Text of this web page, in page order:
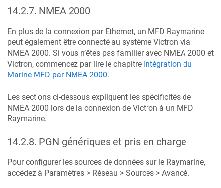
14.2.7. NMEA 2000
En plus de la connexion par Ethernet, un MFD Raymarine
peut également être connecté au système Victron via
NMEA 2000. Si vous n’êtes pas familier avec NMEA 2000 et
Victron, commencez par lire le chapitre Intégration du
Marine MFD par NMEA 2000.
Les sections ci-dessous expliquent les spécificités de
NMEA 2000 lors de la connexion de Victron à un MFD
Raymarine.
14.2.8. PGN génériques et pris en charge
Pour configurer les sources de données sur le Raymarine,
accédez à Paramètres > Réseau > Sources > Avancé.